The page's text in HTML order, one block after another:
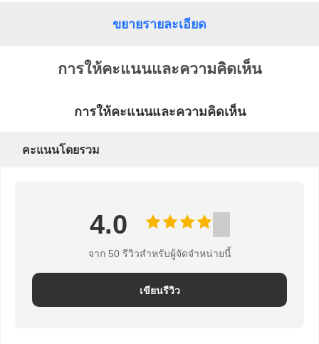
แผนผัง
ขยายรายละเอียด
การให้คะแนนและความคิดเห็น
การให้คะแนนและความคิดเห็น
คะแนนโดยรวม
4.0
จาก 50 รีวิวสําหรับผู้จัดจําหน่ายนี้
เขียนรีวิว